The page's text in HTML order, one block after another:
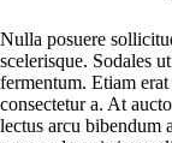
Nulla posuere
scelerisque. Sodales
fermentum. Etiam
consectetur a. At
lectus arcu bibendum